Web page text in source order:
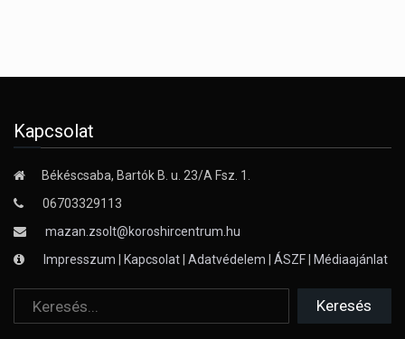
Kapcsolat
Békéscsaba, Bartók B. u. 23/A Fsz. 1.
06703329113
mazan.zsolt@koroshircentrum.hu
Impresszum
Kapcsolat Adatvédelem ÁSZF Médiaajánlat